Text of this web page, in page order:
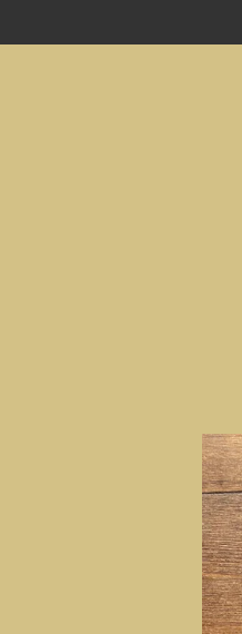
direct